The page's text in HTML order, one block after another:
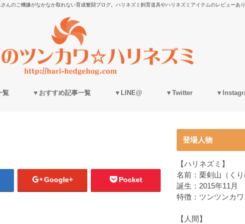
んのご機嫌がなかなか取れない育成奮闘ブログ。ハリネズミ飼育道具やハリネズミアイテムのレビューあり
覧 ▼おすすめ記事一覧 ▼LINE@ ▼Twitter
Google+ Pocket
登場人物
【ハリネズミ】
名前：栗剣山（くり
誕生：2015年11月
特徴：ツンツンカ
【人間】